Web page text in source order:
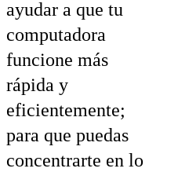
ayudar a que tu
computadora
funcione más
rápida y
eficientemente;
para que puedas
concentrarte en lo